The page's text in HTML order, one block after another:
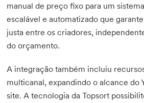
manual de preço fixo para um
escalável e automatizado que
justa entre os criadores,
do orçamento.
A integração também incluiu
multicanal, expandindo o alcance do
site. A tecnologia da Topsort